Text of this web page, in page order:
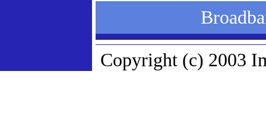
Copyright (c) 2003